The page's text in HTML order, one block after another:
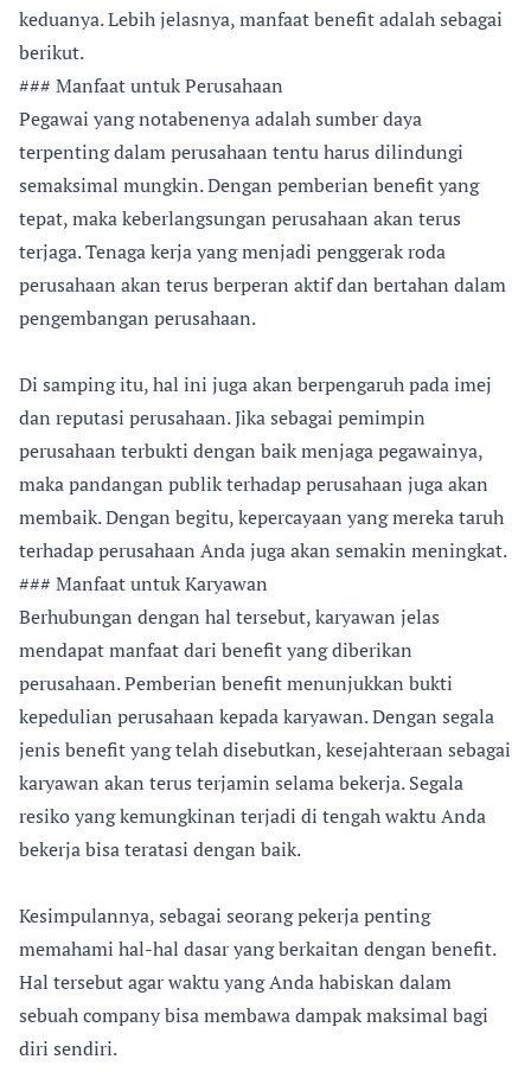
keduanya. Lebih jelasnya, manfaat benefit adalah sebagai
berikut.
### Manfaat untuk Perusahaan
Pegawai yang notabenenya adalah sumber daya
terpenting dalam perusahaan tentu harus dilindungi
semaksimal mungkin. Dengan pemberian benefit yang
tepat, maka keberlangsungan perusahaan akan terus
terjaga. Tenaga kerja yang menjadi penggerak roda
perusahaan akan terus berperan aktif dan bertahan dalam
pengembangan perusahaan.
Di samping itu, hal ini juga akan berpengaruh pada imej
dan reputasi perusahaan. Jika sebagai pemimpin
perusahaan terbukti dengan baik menjaga pegawainya,
maka pandangan publik terhadap perusahaan juga akan
membaik. Dengan begitu, kepercayaan yang mereka taruh
terhadap perusahaan Anda juga akan semakin meningkat.
### Manfaat untuk Karyawan
Berhubungan dengan hal tersebut, karyawan jelas
mendapat manfaat dari benefit yang diberikan
perusahaan. Pemberian benefit menunjukkan bukti
kepedulian perusahaan kepada karyawan. Dengan segala
jenis benefit yang telah disebutkan, kesejahteraan sebagai
karyawan akan terus terjamin selama bekerja. Segala
resiko yang kemungkinan terjadi di tengah waktu Anda
bekerja bisa teratasi dengan baik.
Kesimpulannya, sebagai seorang pekerja penting
memahami hal-hal dasar yang berkaitan dengan benefit.
Hal tersebut agar waktu yang Anda habiskan dalam
sebuah company bisa membawa dampak maksimal bagi
diri sendiri.